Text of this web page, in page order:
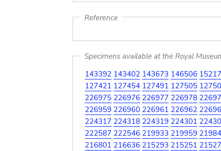
Reference
Specimens available at the Royal
143392 143402 143673 146506
127421 127454 127491 127505
226975 226976 226977 226978
226959 226960 226961 226962
224317 224318 224319 224301
222587 222546 219933 219959
216801 216636 215293 215251